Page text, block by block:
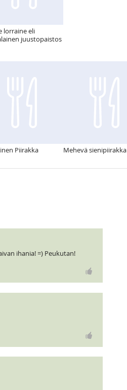
lorraine eli
juustopaistos
Piirakka Mehevä sienipiirakka
ihania! =) Peukutan!